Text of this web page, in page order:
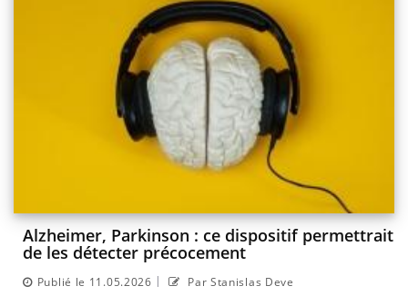
Alzheimer, Parkinson : ce dispositif permettrait
de les détecter précocement
Publié le 11.05.2026 | Par Stanislas Deve